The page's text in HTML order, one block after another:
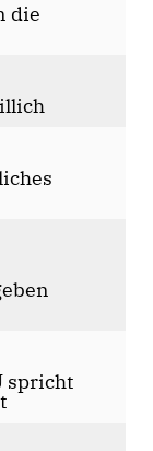
die
spricht